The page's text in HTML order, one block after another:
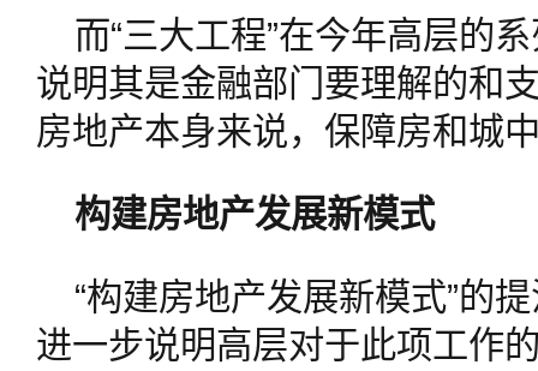
而“三大工程”在今年高层的
说明其是金融部门要理解的和
房地产本身来说，保障房和城
构建房地产发展新模式
“构建房地产发展新模式”的
进一步说明高层对于此项工作